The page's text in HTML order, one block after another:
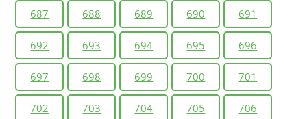
687 688 689 690 691
692 693 694 695 696
697 698 699 700 701
702 703 704 705 706